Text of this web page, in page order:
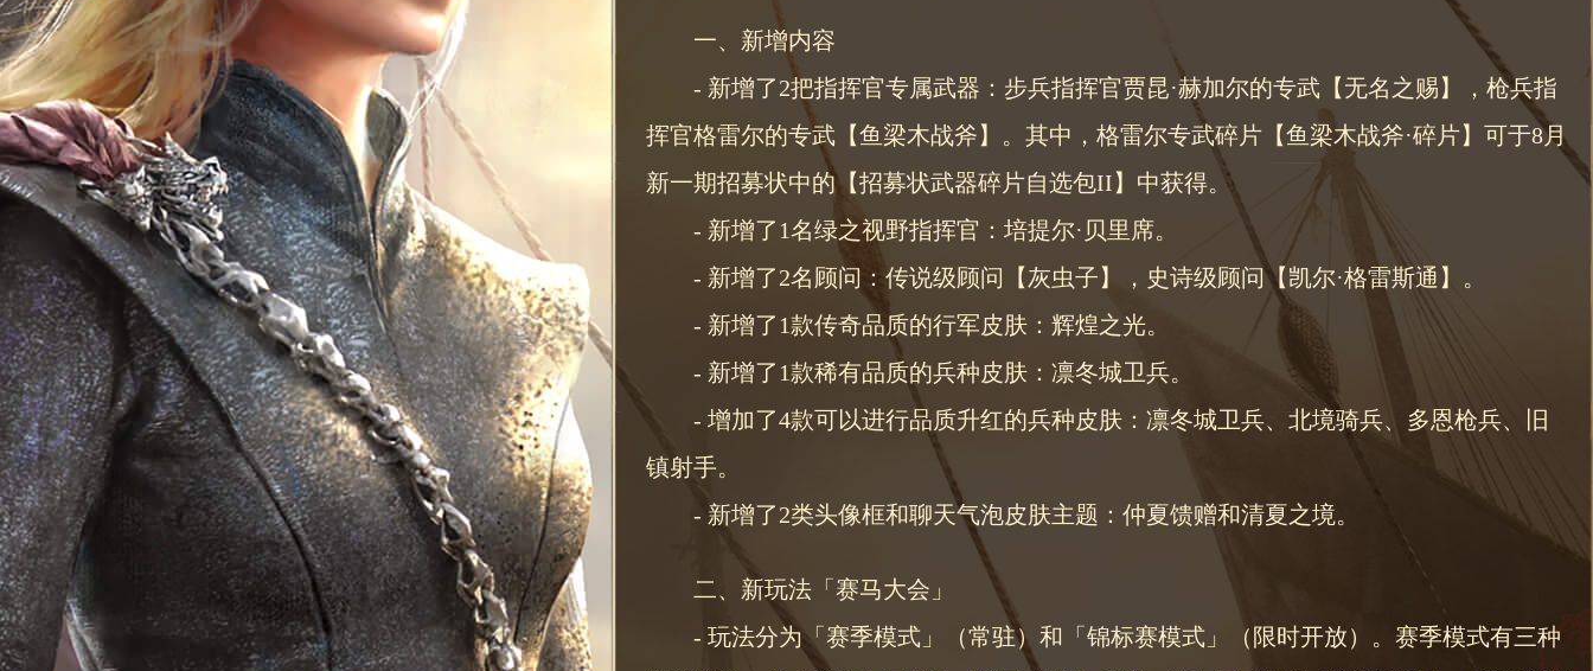
一、新增内容
- 新增了2把指挥官专属武器：步兵指挥官贾昆·赫加尔的专武【无名之赐】，枪兵指
挥官格雷尔的专武【鱼梁木战斧】。其中，格雷尔专武碎片【鱼梁木战斧·碎片】可于8月
新一期招募状中的【招募状武器碎片自选包II】中获得。
- 新增了1名绿之视野指挥官：培提尔·贝里席。
- 新增了2名顾问：传说级顾问【灰虫子】，史诗级顾问【凯尔·格雷斯通】。
- 新增了1款传奇品质的行军皮肤：辉煌之光。
- 新增了1款稀有品质的兵种皮肤：凛冬城卫兵。
- 增加了4款可以进行品质升红的兵种皮肤：凛冬城卫兵、北境骑兵、多恩枪兵、旧
镇射手。
- 新增了2类头像框和聊天气泡皮肤主题：仲夏馈赠和清夏之境。
二、新玩法「赛马大会」
- 玩法分为「赛季模式」（常驻）和「锦标赛模式」（限时开放）。赛季模式有三种